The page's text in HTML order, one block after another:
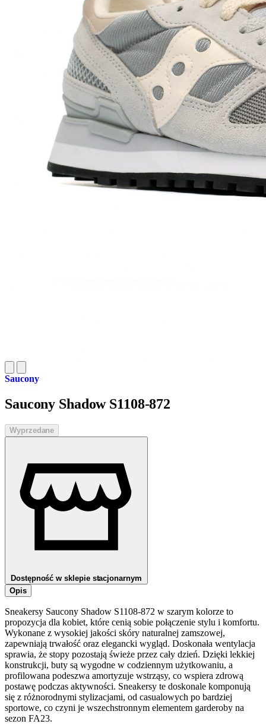
Saucony
Saucony Shadow S1108-872
Wyprzedane
Dostępność w sklepie stacjonarnym
Opis
Sneakersy Saucony Shadow S1108-872 w szarym kolorze to
propozycja dla kobiet, które cenią sobie połączenie stylu i komfortu.
Wykonane z wysokiej jakości skóry naturalnej zamszowej,
zapewniają trwałość oraz elegancki wygląd. Doskonała wentylacja
sprawia, że stopy pozostają świeże przez cały dzień. Dzięki lekkiej
konstrukcji, buty są wygodne w codziennym użytkowaniu, a
profilowana podeszwa amortyzuje wstrząsy, co wspiera zdrową
postawę podczas aktywności. Sneakersy te doskonale komponują
się z różnorodnymi stylizacjami, od casualowych po bardziej
sportowe, co czyni je wszechstronnym elementem garderoby na
sezon FA23.